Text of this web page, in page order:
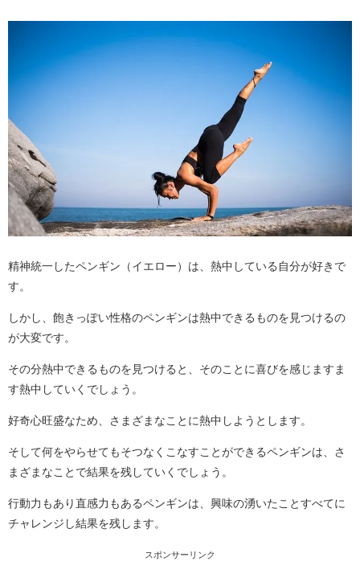
精神統一したペンギン（イエロー）は、熱中している自分が好きで
す。
しかし、飽きっぽい性格のペンギンは熱中できるものを見つけるの
が大変です。
その分熱中できるものを見つけると、そのことに喜びを感じますま
す熱中していくでしょう。
好奇心旺盛なため、さまざまなことに熱中しようとします。
そして何をやらせてもそつなくこなすことができるペンギンは、さ
まざまなことで結果を残していくでしょう。
行動力もあり直感力もあるペンギンは、興味の湧いたことすべてに
チャレンジし結果を残します。
スポンサーリンク